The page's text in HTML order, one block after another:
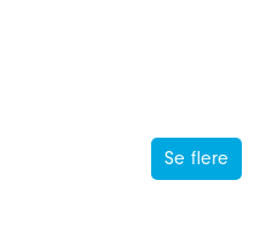
Se flere